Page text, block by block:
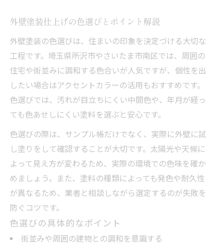
外壁塗装仕上げの色選びとポイント解説
外壁塗装の色選びは、住まいの印象を決定づける大切な
工程です。埼玉県所沢市やさいたま市南区では、周囲の
住宅や街並みに調和する色合いが人気ですが、個性を出
したい場合はアクセントカラーの活用もおすすめです。
色選びでは、汚れが目立ちにくい中間色や、年月が経っ
ても色あせしにくい塗料を選ぶと安心です。
色選びの際は、サンプル帳だけでなく、実際に外壁に試
し塗りをして確認することが大切です。太陽光や天候に
よって見え方が変わるため、実際の環境での色味を確か
めましょう。また、塗料の種類によっても発色や耐久性
が異なるため、業者と相談しながら選定するのが失敗を
防ぐコツです。
色選びの具体的なポイント
街並みや周囲の建物との調和を意識する